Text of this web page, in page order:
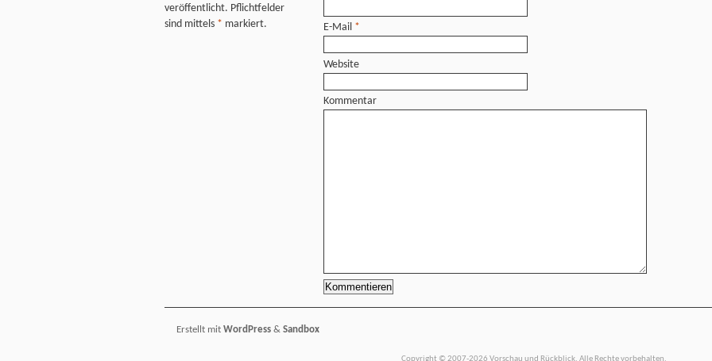
veröffentlicht. Pflichtfelder
sind mittels * markiert. E-Mail *
Website
Kommentar
Erstellt mit WordPress & Sandbox
Copyright © 2007-2026 Vorschau und Rückblick. Alle Rechte vorbehalten.